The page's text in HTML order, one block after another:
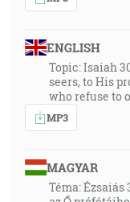
ENGLISH
Topic: Isaiah
seers, to His
who refuse to
MP3
MAGYAR
Téma: Ézsaiás